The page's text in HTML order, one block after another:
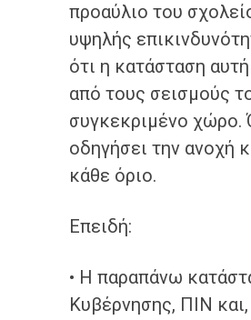
προαύλιο του
υψηλής
ότι η κατάσταση
από τους σεισμούς
συγκεκριμένο χώρο.
οδηγήσει την ανοχή
κάθε όριο.
Επειδή:
• Η παραπάνω
Κυβέρνησης, ΠΙΝ